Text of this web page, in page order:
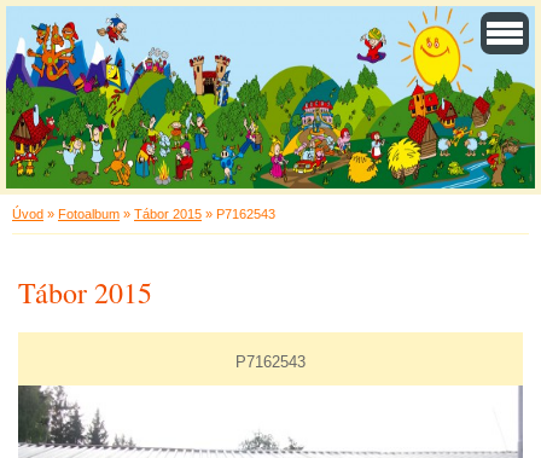
Úvod » Fotoalbum » Tábor 2015 » P7162543
Tábor 2015
P7162543